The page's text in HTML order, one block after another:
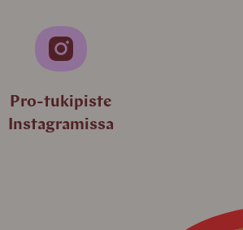
Pro-tukipiste
Instagramissa